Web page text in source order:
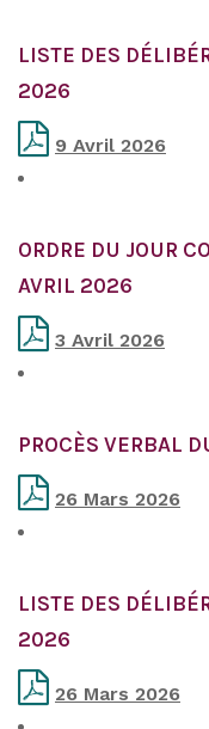
LISTE DES
2026
9 Avril 2026
ORDRE DU JOUR
AVRIL 2026
3 Avril 2026
PROCÈS VERBAL
26 Mars 2026
LISTE DES
2026
26 Mars 2026